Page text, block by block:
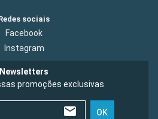
sociais
Facebook
Instagram
Newsletters
promoções exclusivas
OK